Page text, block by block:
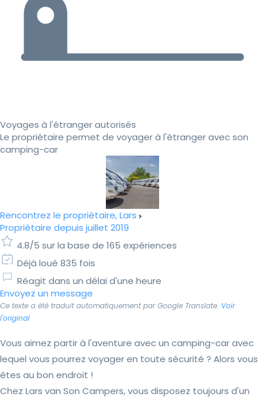
Voyages à l'étranger autorisés
Le propriétaire permet de voyager à l'étranger avec son
camping-car
Rencontrez le propriétaire, Lars
Propriétaire depuis juillet 2019
4.8/5 sur la base de 165 expériences
Déjà loué 835 fois
Réagit dans un délai d'une heure
Envoyez un message
Ce texte a été traduit automatiquement par Google Translate. Voir
l'original
Vous aimez partir à l'aventure avec un camping-car avec
lequel vous pourrez voyager en toute sécurité ? Alors vous
êtes au bon endroit !
Chez Lars van Son Campers, vous disposez toujours d'un